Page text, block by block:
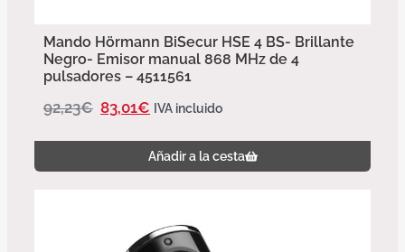
Mando Hörmann BiSecur HSE 4 BS- Brillante
Negro- Emisor manual 868 MHz de 4
pulsadores – 4511561
92,23€ 83,01€ IVA incluido
Añadir a la cesta